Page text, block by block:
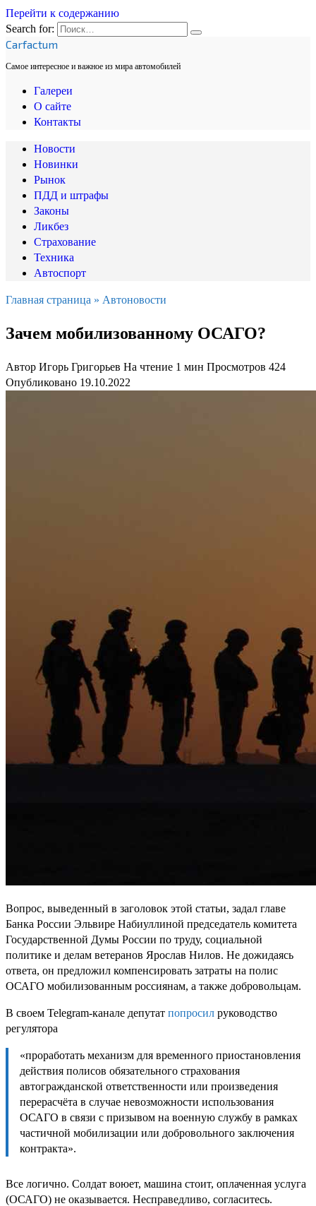
Перейти к содержанию
Search for:
Carfactum
Самое интересное и важное из мира автомобилей
Галереи
О сайте
Контакты
Новости
Новинки
Рынок
ПДД и штрафы
Законы
Ликбез
Страхование
Техника
Автоспорт
Главная страница » Автоновости
Зачем мобилизованному ОСАГО?
Автор Игорь Григорьев На чтение 1 мин Просмотров 424
Опубликовано 19.10.2022
Вопрос, выведенный в заголовок этой статьи, задал главе
Банка России Эльвире Набиуллиной председатель комитета
Государственной Думы России по труду, социальной
политике и делам ветеранов Ярослав Нилов. Не дожидаясь
ответа, он предложил компенсировать затраты на полис
ОСАГО мобилизованным россиянам, а также добровольцам.
В своем Telegram-канале депутат попросил руководство
регулятора
«проработать механизм для временного приостановления
действия полисов обязательного страхования
автогражданской ответственности или произведения
перерасчёта в случае невозможности использования
ОСАГО в связи с призывом на военную службу в рамках
частичной мобилизации или добровольного заключения
контракта».
Все логично. Солдат воюет, машина стоит, оплаченная услуга
(ОСАГО) не оказывается. Несправедливо, согласитесь.